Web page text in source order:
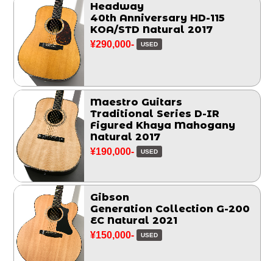
Headway
40th Anniversary HD-115
KOA/STD Natural 2017
¥290,000- USED
Maestro Guitars
Traditional Series D-IR
Figured Khaya Mahogany
Natural 2017
¥190,000- USED
Gibson
Generation Collection G-200
EC Natural 2021
¥150,000- USED